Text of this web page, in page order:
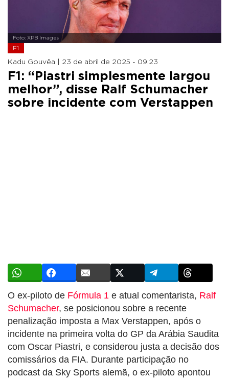
Foto: XPB Images
F1
Kadu Gouvêa | 23 de abril de 2025 - 09:23
F1: “Piastri simplesmente largou
melhor”, disse Ralf Schumacher
sobre incidente com Verstappen
O ex-piloto de Fórmula 1 e atual comentarista, Ralf
Schumacher, se posicionou sobre a recente
penalização imposta a Max Verstappen, após o
incidente na primeira volta do GP da Arábia Saudita
com Oscar Piastri, e considerou justa a decisão dos
comissários da FIA. Durante participação no
podcast da Sky Sports alemã, o ex-piloto apontou